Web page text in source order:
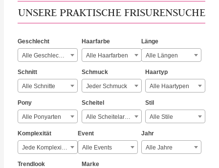
UNSERE PRAKTISCHE FRISURENSUCHE
Geschlecht
Alle Geschlechter
Haarfarbe
Alle Haarfarben
Länge
Alle Längen
Schnitt
Alle Schnitte
Schmuck
Jeder Schmuck
Haartyp
Alle Haartypen
Pony
Alle Ponyarten
Scheitel
Alle Scheitelarten
Stil
Alle Stile
Komplexität
Jede Komplexität
Event
Alle Events
Jahr
Alle Jahre
Trendlook Marke